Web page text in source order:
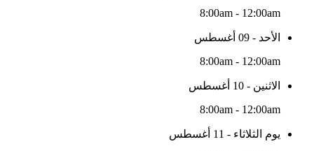
8:00am - 12:00am
الأحد - 09 أغسطس
8:00am - 12:00am
الاثنين - 10 أغسطس
8:00am - 12:00am
يوم الثلاثاء - 11 أغسطس